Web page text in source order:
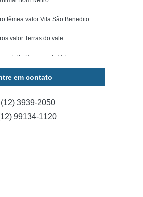
Cachorro
para Animais
para Pets
para Animais
fêmea valor Vila São Benedito
valor Terras do vale
adulto Reserva do Vale
em contato
3939-2050
99134-1120